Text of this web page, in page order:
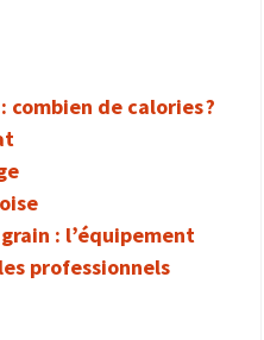
combien de calories ?
: l’équipement
professionnels